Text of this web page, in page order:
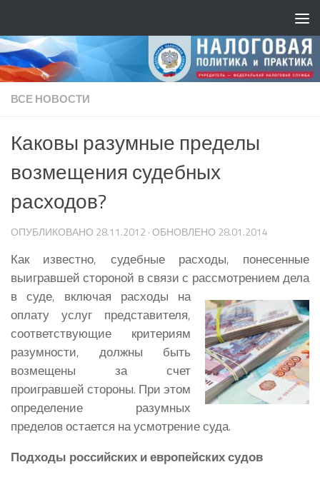
ВСЕ НОВОСТИ
Каковы разумные пределы
возмещения судебных
расходов?
ОПУБЛИКОВАНО 28.11.2012 · ОБНОВЛЕНО 28.01.2014
Как известно, судебные расходы, понесенные
выигравшей стороной в связи с рассмотрением дела
в суде, включая расходы на
оплату услуг представителя,
соответствующие критериям
разумности, должны быть
возмещены за счет
проигравшей стороны. При этом
определение разумных
пределов остается на усмотрение суда.
Подходы российских и европейских судов